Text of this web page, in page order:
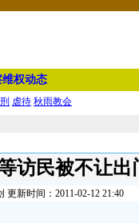
维权动态
虐待 秋雨教会
访民被不让出
新时间：2011-02-12 21:40